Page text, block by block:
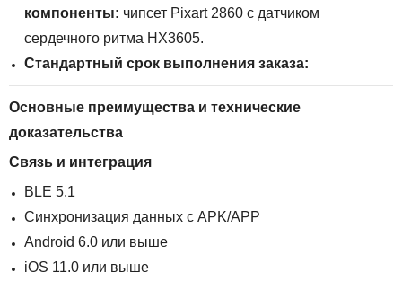
компоненты: чипсет Pixart 2860 с датчиком
сердечного ритма HX3605.
Стандартный срок выполнения заказа:
Основные преимущества и технические
доказательства
Связь и интеграция
BLE 5.1
Синхронизация данных с APK/APP
Android 6.0 или выше
iOS 11.0 или выше